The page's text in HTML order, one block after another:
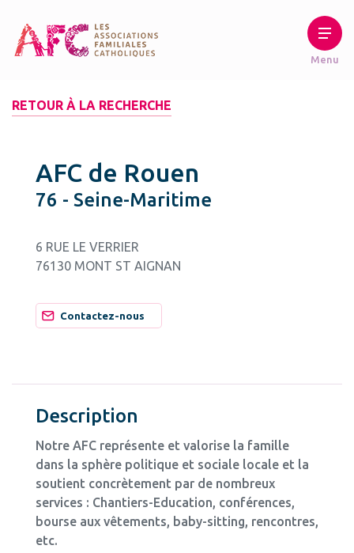
RETOUR À LA RECHERCHE
AFC de Rouen
76 - Seine-Maritime
6 RUE LE VERRIER
76130 MONT ST AIGNAN
Contactez-nous
Description
Notre AFC représente et valorise la famille
dans la sphère politique et sociale locale et la
soutient concrètement par de nombreux
services : Chantiers-Education, conférences,
bourse aux vêtements, baby-sitting, rencontres,
etc.